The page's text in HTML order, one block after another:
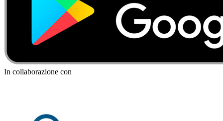
In collaborazione con